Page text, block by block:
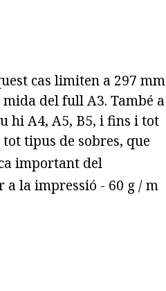
cas limiten a 297 mm
del full A3. També a
hi A4, A5, B5, i fins i tot
tipus de sobres, que
important del
la impressió - 60 g / m